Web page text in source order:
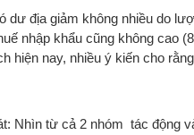
dư địa giảm không nhiều do
nhập khẩu cũng không cao
hiện nay, nhiều ý kiến cho